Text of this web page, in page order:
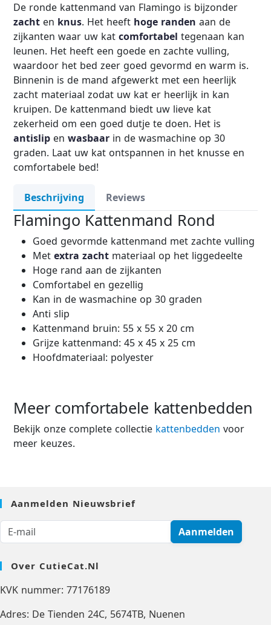
De ronde kattenmand van Flamingo is bijzonder
zacht en knus. Het heeft hoge randen aan de
zijkanten waar uw katcomfortabel tegenaan kan
leunen. Het heeft een goede en zachte vulling,
waardoor het bed zeer goed gevormd en warm is.
Binnenin is de mand afgewerkt met een heerlijk
zacht materiaal zodat uw kat er heerlijk in kan
kruipen. De kattenmand biedt uw lieve kat
zekerheid om een goed dutje te doen. Het is
antislip enwasbaar in de wasmachine op 30
graden. Laat uw kat ontspannen in het knusse en
comfortabele bed!
Beschrijving Reviews
Flamingo Kattenmand Rond
Goed gevormde kattenmand met zachte vulling
Metextra zacht materiaal op het liggedeelte
Hoge rand aan de zijkanten
Comfortabel en gezellig
Kan in de wasmachine op 30 graden
Anti slip
Kattenmand bruin: 55 x 55 x 20 cm
Grijze kattenmand: 45 x 45 x 25 cm
Hoofdmateriaal: polyester
Meer comfortabele kattenbedden
Bekijk onze complete collectie kattenbedden voor
meer keuzes.
Aanmelden Nieuwsbrief
Aanmelden
Over CutieCat.nl
KVK nummer: 77176189
Adres: De Tienden 24C, 5674TB, Nuenen